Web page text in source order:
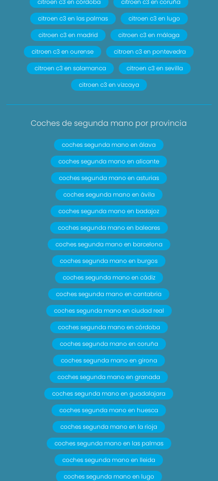
citroen c3 en las palmas
citroen c3 en lugo
citroen c3 en madrid
citroen c3 en málaga
citroen c3 en ourense
citroen c3 en pontevedra
citroen c3 en salamanca
citroen c3 en sevilla
citroen c3 en vizcaya
Coches de segunda mano por provincia
coches segunda mano en álava
coches segunda mano en alicante
coches segunda mano en asturias
coches segunda mano en ávila
coches segunda mano en badajoz
coches segunda mano en baleares
coches segunda mano en barcelona
coches segunda mano en burgos
coches segunda mano en cádiz
coches segunda mano en cantabria
coches segunda mano en ciudad real
coches segunda mano en córdoba
coches segunda mano en coruña
coches segunda mano en girona
coches segunda mano en granada
coches segunda mano en guadalajara
coches segunda mano en huesca
coches segunda mano en la rioja
coches segunda mano en las palmas
coches segunda mano en lleida
coches segunda mano en lugo